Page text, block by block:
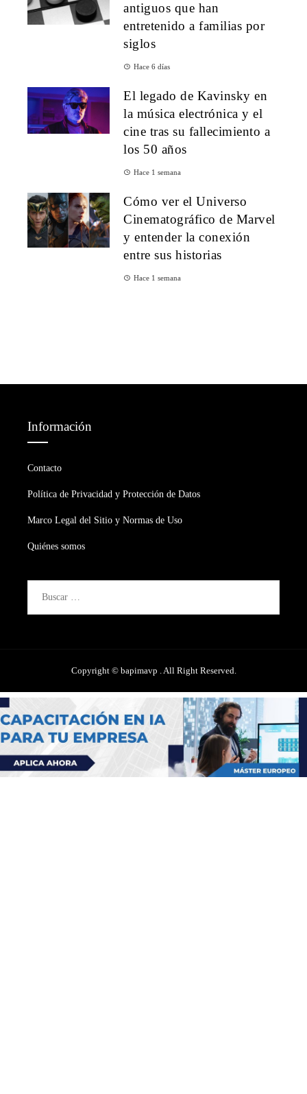
antiguos que han
entretenido a familias por
siglos
Hace 6 días
El legado de Kavinsky en
la música electrónica y el
cine tras su fallecimiento a
los 50 años
Hace 1 semana
Cómo ver el Universo
Cinematográfico de Marvel
y entender la conexión
entre sus historias
Hace 1 semana
Información
Contacto
Política de Privacidad y Protección de Datos
Marco Legal del Sitio y Normas de Uso
Quiénes somos
Copyright © bapimavp . All Right Reserved.